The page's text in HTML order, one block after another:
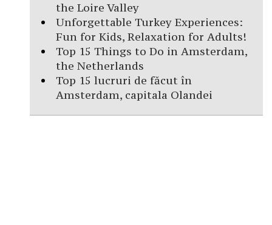
the Loire Valley
Unforgettable Turkey Experiences:
Fun for Kids, Relaxation for Adults!
Top 15 Things to Do in Amsterdam,
the Netherlands
Top 15 lucruri de făcut în
Amsterdam, capitala Olandei